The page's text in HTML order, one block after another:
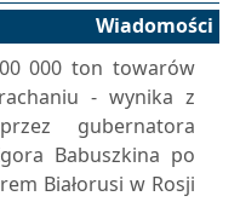
Wiadomości
000 ton towarów
- wynika z
gubernatora
Babuszkina po
Białorusi w Rosji